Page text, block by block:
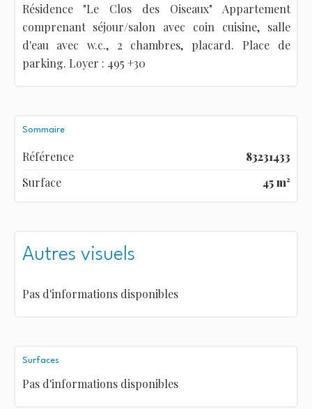
Résidence "Le Clos des Oiseaux" Appartement
comprenant séjour/salon avec coin cuisine, salle
d'eau avec w.c., 2 chambres, placard. Place de
parking. Loyer : 495 +30
Sommaire
Référence
83231433
Surface
45 m²
Autres visuels
Pas d'informations disponibles
Surfaces
Pas d'informations disponibles